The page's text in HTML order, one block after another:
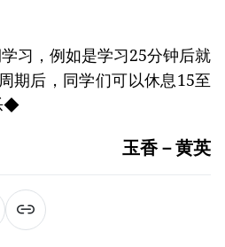
习，例如是学习25分钟后就
期后，同学们可以休息15至
◆
玉香－黄英